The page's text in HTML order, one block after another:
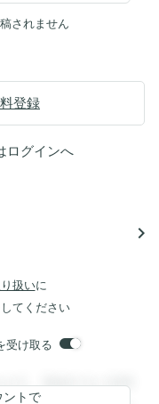
されません
登録
ログインへ
navigate_next
扱いに
てください
受け取る
す。登録すると回答
ントで